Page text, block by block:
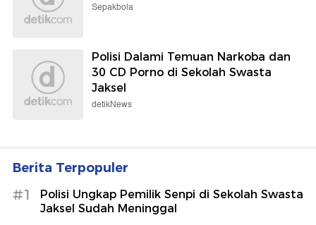
Sepakbola
Polisi Dalami Temuan Narkoba dan
30 CD Porno di Sekolah Swasta
Jaksel
detikNews
Berita Terpopuler
#1
Polisi Ungkap Pemilik Senpi di Sekolah Swasta
Jaksel Sudah Meninggal